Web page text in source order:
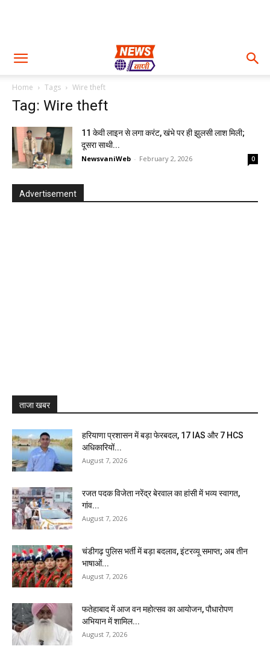
Home Tags Wire theft
Tag: Wire theft
11 केवी लाइन से लगा करंट, खंभे पर ही झुलसी लाश मिली;
दूसरा साथी...
NewsvaniWeb - February 2, 2026 0
Advertisement
ताजा खबर
हरियाणा प्रशासन में बड़ा फेरबदल, 17 IAS और 7 HCS
अधिकारियों...
August 7, 2026
रजत पदक विजेता नरेंद्र बेरवाल का हांसी में भव्य स्वागत,
गांव...
August 7, 2026
चंडीगढ़ पुलिस भर्ती में बड़ा बदलाव, इंटरव्यू समाप्त; अब तीन
भाषाओं...
August 7, 2026
फतेहाबाद में आज वन महोत्सव का आयोजन, पौधारोपण
अभियान में शामिल...
August 7, 2026